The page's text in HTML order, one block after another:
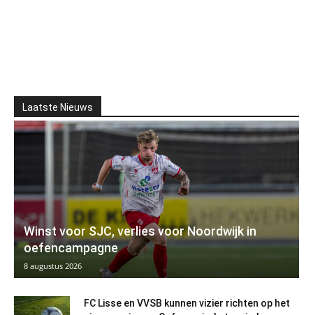
Laatste Nieuws
Winst voor SJC, verlies voor Noordwijk in
oefencampagne
8 augustus 2026
FC Lisse en VVSB kunnen vizier richten op het